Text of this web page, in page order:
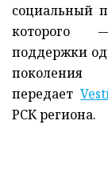
социальный
которого
поддержки
передает
РСК региона.